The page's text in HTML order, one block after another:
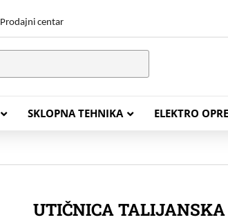
Prodajni centar
SKLOPNA TEHNIKA ELEKTRO
UTIČNICA